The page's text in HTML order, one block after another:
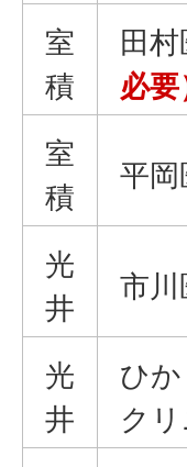
室
積
田
必要
室
積
平岡
光
井
市川
光
井
ひ
ク